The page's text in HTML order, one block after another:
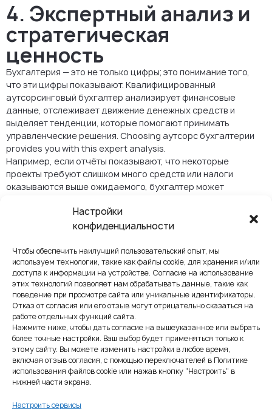
Настройки
конфиденциальности
Чтобы обеспечить наилучший пользовательский опыт, мы
используем технологии, такие как файлы cookie, для хранения и/или
доступа к информации на устройстве. Согласие на использование
этих технологий позволяет нам обрабатывать данные, такие как
поведение при просмотре сайта или уникальные идентификаторы.
Отказ от согласия или его отзыв могут отрицательно сказаться на
работе отдельных функций сайта.
Нажмите ниже, чтобы дать согласие на вышеуказанное или выбрать
более точные настройки. Ваш выбор будет применяться только к
этому сайту. Вы можете изменить настройки в любое время,
включая отзыв согласия, с помощью переключателей в Политике
использования файлов cookie или нажав кнопку "Настроить" в
нижней части экрана.
Настроить сервисы
4. Экспертный анализ и
стратегическая
ценность
Бухгалтерия — это не только цифры; это понимание того,
что эти цифры показывают. Квалифицированный
аутсорсинговый бухгалтер анализирует финансовые
данные, отслеживает движение денежных средств и
выделяет тенденции, которые помогают принимать
управленческие решения. Choosing аутсорс бухгалтерии
provides you with this expert analysis.
Например, если отчёты показывают, что некоторые
проекты требуют слишком много средств или налоги
оказываются выше ожидаемого, бухгалтер может
превращает бухгалтерию из технической задачи в
инструмент роста.
5. Технологичность и
прозрачность
Современная аутсорсинговая бухгалтерия в значительной
степени опирается на цифровые платформы. Облачные
панели позволяют владельцам компании в любое время
просматривать финансовые показатели, скачивать счета
или проверять расчёт заработных плат. Автоматизация
снижает риск ошибок и поддерживает синхронизацию
данных с налоговыми органами.
6. Снижение рисков и